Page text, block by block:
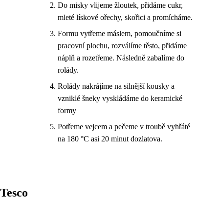
Do misky vlijeme žloutek, přidáme cukr,
mleté lískové ořechy, skořici a promícháme.
Formu vytřeme máslem, pomoučníme si
pracovní plochu, rozválíme těsto, přidáme
náplň a rozetřeme. Následně zabalíme do
rolády.
Rolády nakrájíme na silnější kousky a
vzniklé šneky vyskládáme do keramické
formy
Potřeme vejcem a pečeme v troubě vyhřáté
na 180 °C asi 20 minut dozlatova.
Tesco